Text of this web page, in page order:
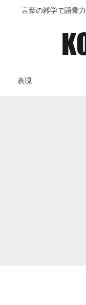
言葉の雑学で語彙
表現